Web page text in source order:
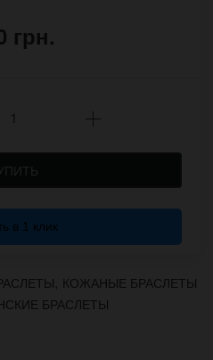
грн.
в 1 клик
, КОЖАНЫЕ БРАСЛЕТЫ
БРАСЛЕТЫ